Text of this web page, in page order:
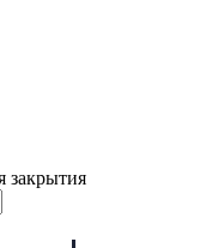
закрытия